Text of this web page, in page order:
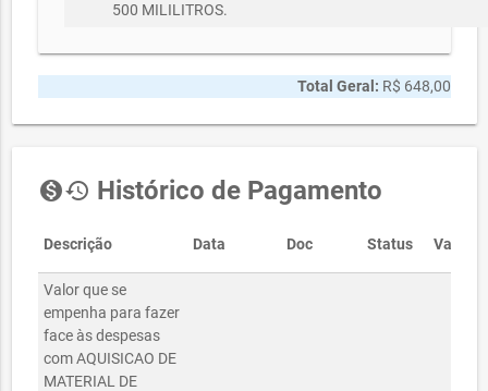
500 MILILITROS.
Total Geral: R$ 648,00
monetization_onhistory Histórico de Pagamento
Descrição Data Doc Status Valor
Valor que se
empenha para fazer
face às despesas
com AQUISICAO DE
MATERIAL DE